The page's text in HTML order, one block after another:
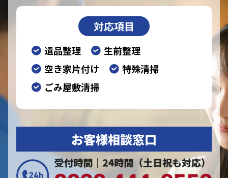
対応項目
遺品整理
生前整理
空き家片付け
特殊清掃
ごみ屋敷清掃
お客様相談窓口